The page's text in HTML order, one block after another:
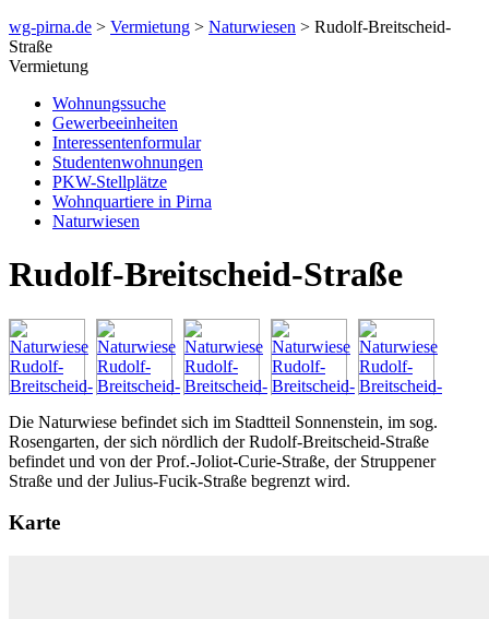
wg-pirna.de > Vermietung > Naturwiesen > Rudolf-Breitscheid-
Straße
Vermietung
Wohnungssuche
Gewerbeeinheiten
Interessentenformular
Studentenwohnungen
PKW-Stellplätze
Wohnquartiere in Pirna
Naturwiesen
Rudolf-Breitscheid-Straße
Die Naturwiese befindet sich im Stadtteil Sonnenstein, im sog.
Rosengarten, der sich nördlich der Rudolf-Breitscheid-Straße
befindet und von der Prof.-Joliot-Curie-Straße, der Struppener
Straße und der Julius-Fucik-Straße begrenzt wird.
Karte